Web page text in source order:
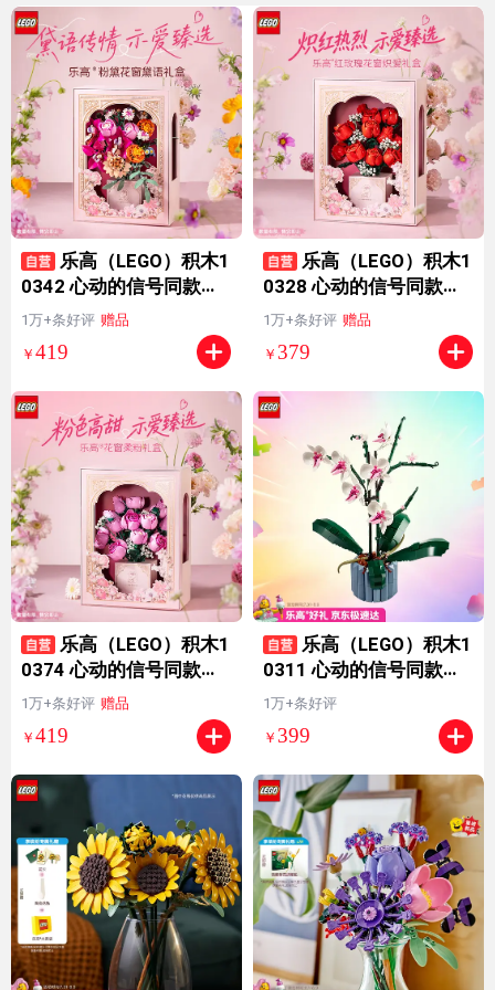
乐高（LEGO）积木1
0342 心动的信号同款粉
黛花束男女孩玩具七夕情
1万+条好评 赠品
￥419
乐高（LEGO）积木1
0328 心动的信号同款玫
瑰花束永生花男女孩玩具
1万+条好评 赠品
￥ 379
乐高（LEGO）积木1
0374 心动的信号同款粉
玫瑰花束男女孩玩具七夕
1万+条好评 赠品
￥419
乐高（LEGO）积木1
0311 心动的信号同款兰
花永生花男女孩玩具七夕
1万+条好评
￥ 399